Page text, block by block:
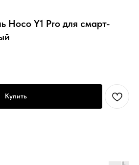
Hoco Y1 Pro для смарт-
Купить